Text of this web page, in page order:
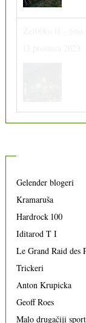
Gelender blogeri
Kramaruša
Hardrock 100
Iditarod T I
Le Grand Raid des
Trickeri
Anton Krupicka
Geoff Roes
Malo drugačiji